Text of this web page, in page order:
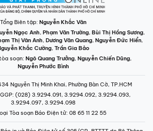
Tổng Biên tập: Nguyễn Khắc Văn
Ngọc Anh, Phạm Văn Trường, Bùi Thị Hồng Sương,
Thị Vân Anh, Dương Văn Quang, Nguyễn Đức Hiển,
Khắc Cường, Trần Gia Bảo
soạn: Ngô Quang Trưởng, Nguyễn Chiến Dũng,
Nguyễn Phước Bình
Nguyễn Thị Minh Khai, Phường Bàn Cờ, TP.HCM
: (028) 3.9294.091, 3.9294.092, 3.9294.093,
3.9294.097, 3.9294.098
Tòa soạn Báo Điện tử: 08 65 11 22 55